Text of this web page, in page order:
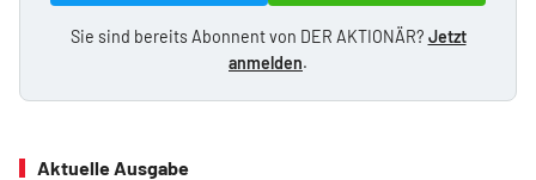
Sie sind bereits Abonnent von DER AKTIONÄR? Jetzt
anmelden.
Aktuelle Ausgabe